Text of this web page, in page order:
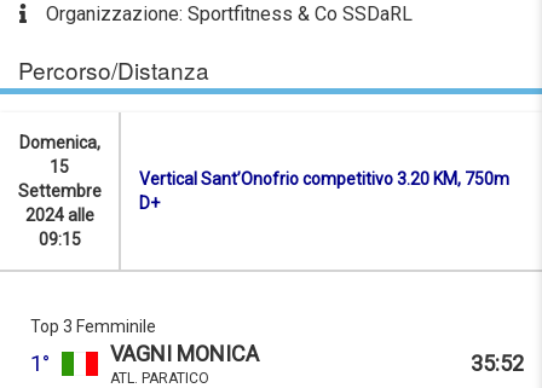
Organizzazione: Sportfitness & Co SSDaRL
Percorso/Distanza
Domenica,
15
Settembre
2024 alle
09:15
Vertical Sant’Onofrio competitivo 3.20 KM, 750m
D+
Top 3 Femminile
1° VAGNI MONICA
ATL. PARATICO
35:52